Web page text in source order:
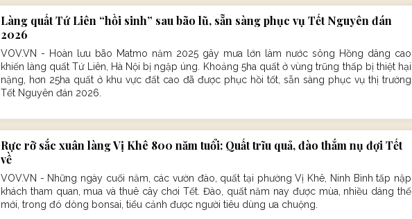
Làng quất Tứ Liên “hồi sinh” sau bão lũ, sẵn sàng phục vụ Tết Nguyên đán
2026
VOV.VN - Hoàn lưu bão Matmo năm 2025 gây mưa lớn làm nước sông Hồng dâng cao
khiến làng quất Tứ Liên, Hà Nội bị ngập úng. Khoảng 5ha quất ở vùng trũng thấp bị thiệt hại
nặng, hơn 25ha quất ở khu vực đất cao đã được phục hồi tốt, sẵn sàng phục vụ thị trường
Tết Nguyên đán 2026.
Rực rỡ sắc xuân làng Vị Khê 800 năm tuổi: Quất trĩu quả, đào thắm nụ đợi Tết
về
VOV.VN - Những ngày cuối năm, các vườn đào, quất tại phường Vị Khê, Ninh Bình tấp nập
khách tham quan, mua và thuê cây chơi Tết. Đào, quất năm nay được mùa, nhiều dáng thế
mới, trong đó dòng bonsai, tiểu cảnh được người tiêu dùng ưa chuộng.